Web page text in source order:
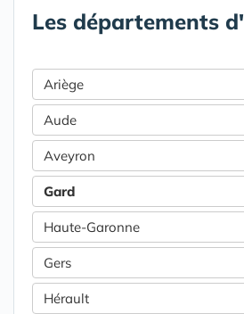
Les départements d'
Ariège
Aude
Aveyron
Gard
Haute-Garonne
Gers
Hérault